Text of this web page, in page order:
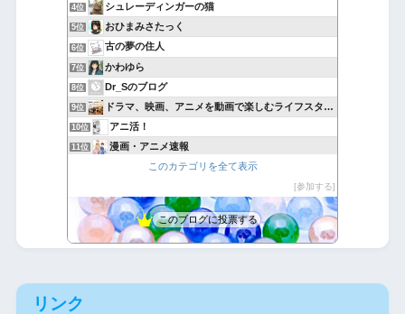
4位 シュレーディンガーの猫
5位 おひまみさたっく
6位 古の夢の住人
7位 かわゆら
8位 Dr_Sのブログ
9位 ドラマ、映画、アニメを動画で楽しむライフスタイル
10位 アニ活！
11位 漫画・アニメ速報
たつみんの気ままな喫茶店
14位 バカには見えない服はバカに裸を見られる服
15位 アニグラフィ
このカテゴリを全て表示
参加する
このブログに投票する
リンク